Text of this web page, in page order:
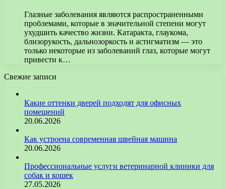
Глазные заболевания являются распространенными
проблемами, которые в значительной степени могут
ухудшить качество жизни. Катаракта, глаукома,
близорукость, дальнозоркость и астигматизм — это
только некоторые из заболеваний глаз, которые могут
привести к…
Свежие записи
Какие оттенки дверей подходят для офисных
помещений
20.06.2026
Как устроена современная швейная машина
20.06.2026
Профессиональные услуги ветеринарной клиники для
собак и кошек
27.05.2026